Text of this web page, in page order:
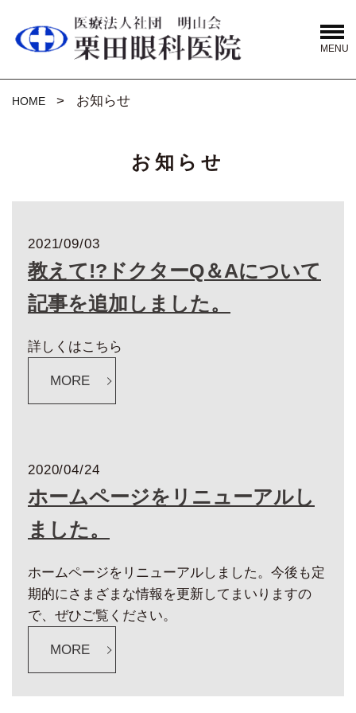
MENU
HOME お知らせ
お知らせ
2021/09/03
教えて!?ドクターQ＆Aについて
記事を追加しました。
詳しくはこちら
MORE
2020/04/24
ホームページをリニューアルし
ました。
ホームページをリニューアルしました。今後も定
期的にさまざまな情報を更新してまいりますの
で、ぜひご覧ください。
MORE